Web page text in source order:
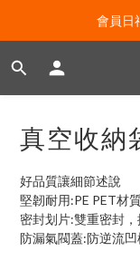
會員日
會員日
會員
會員日
真空收納
好品質讓細節述說
堅韌耐用:PE PET材
密封划片:雙重密封
防漏氣閥蓋:防逆流